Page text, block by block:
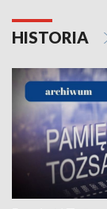
HISTORIA